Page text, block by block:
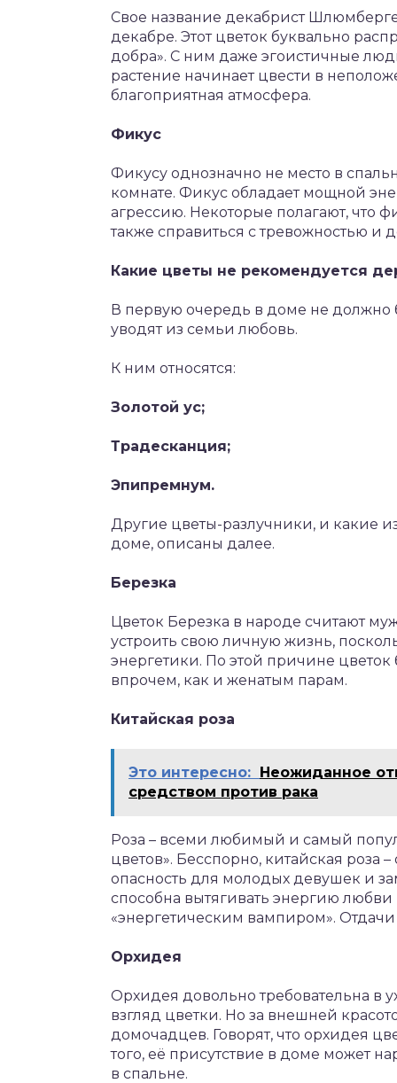
Свое название декабрист
декабре. Этот цветок буквально
добра». С ним даже эгоистичные
растение начинает цвести в
благоприятная атмосфера.
Фикус
Фикусу однозначно не место в
комнате. Фикус обладает мощной
агрессию. Некоторые полагают, что
также справиться с тревожностью и
Какие цветы не рекомендуется
В первую очередь в доме не должно
уводят из семьи любовь.
К ним относятся:
Золотой ус;
Традесканция;
Эпипремнум.
Другие цветы-разлучники, и какие
доме, описаны далее.
Березка
Цветок Березка в народе считают
устроить свою личную жизнь,
энергетики. По этой причине цветок
впрочем, как и женатым парам.
Китайская роза
Это интересно: Неожиданное
средством против рака
Роза – всеми любимый и самый
цветов». Бесспорно, китайская роза
опасность для молодых девушек и
способна вытягивать энергию
«энергетическим вампиром». Отдачи
Орхидея
Орхидея довольно требовательна в
взгляд цветки. Но за внешней
домочадцев. Говорят, что орхидея
того, её присутствие в доме может
в спальне.